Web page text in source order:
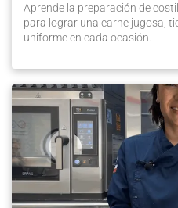
Aprende la preparación de
para lograr una carne jugosa,
uniforme en cada ocasión.